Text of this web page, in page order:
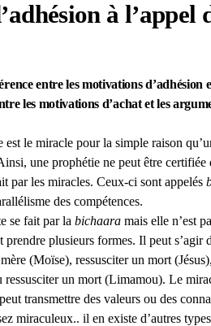
à
entre les motivations
les motivations d’achat et les
le miracle pour la simple raison
une prophétie ne peut être
par les miracles. Ceux-ci sont appelés
des compétences.
se fait par la bichaara mais elle n’est
plusieurs formes. Il peut s’agir
(Moïse), ressusciter un mort
un mort (Limamou). Le
transmettre des valeurs ou des
miraculeux.. il en existe d’autres